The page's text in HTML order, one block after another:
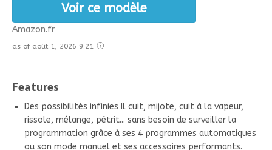
Voir ce modèle
Amazon.fr
as of août 1, 2026 9:21
Features
Des possibilités infinies Il cuit, mijote, cuit à la vapeur,
rissole, mélange, pétrit... sans besoin de surveiller la
programmation grâce à ses 4 programmes automatiques
ou son mode manuel et ses accessoires performants.